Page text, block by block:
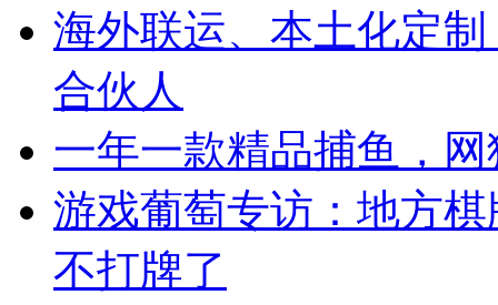
海外联运、本土化定
合伙人
一年一款精品捕鱼，
游戏葡萄专访：地方
不打牌了